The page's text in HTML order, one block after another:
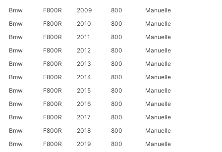
Bmw
F800R 2009 800
Manuelle
Bmw
F800R 2010 800
Manuelle
Bmw
F800R 2011 800
Manuelle
Bmw
F800R 2012 800
Manuelle
Bmw
F800R 2013 800
Manuelle
Bmw
F800R 2014 800
Manuelle
Bmw
F800R 2015 800
Manuelle
Bmw
F800R 2016 800
Manuelle
Bmw
F800R 2017 800
Manuelle
Bmw
F800R 2018 800
Manuelle
Bmw
F800R 2019 800 Manuelle